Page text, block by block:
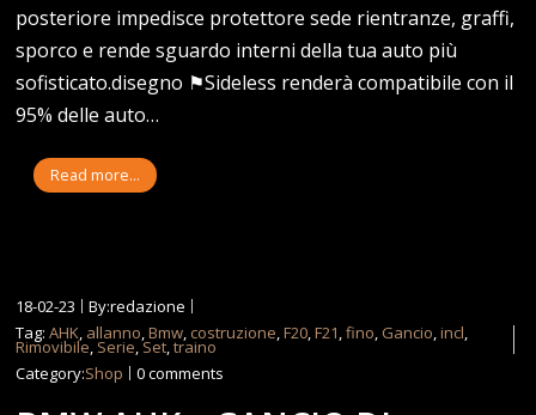
posteriore impedisce protettore sede rientranze, graffi,
sporco e rende sguardo interni della tua auto più
sofisticato.disegno ⚑Sideless renderà compatibile con il
95% delle auto…
Read more...
18-02-23
By:redazione
Tag:AHK allanno ,Bmw costruzione ,F20 ,F21 ,fino Gancio ,incl
Rimovibile Serie ,Set ,traino
Category:Shop 0 comments